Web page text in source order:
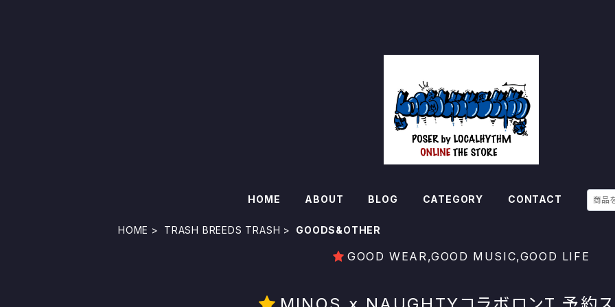
HOME ABOUT BLOG CATEGORY CONTACT
HOME TRASH BREEDS TRASH GOODS&OTHER
GOOD WEAR,GOOD MUSIC,GOOD LIFE